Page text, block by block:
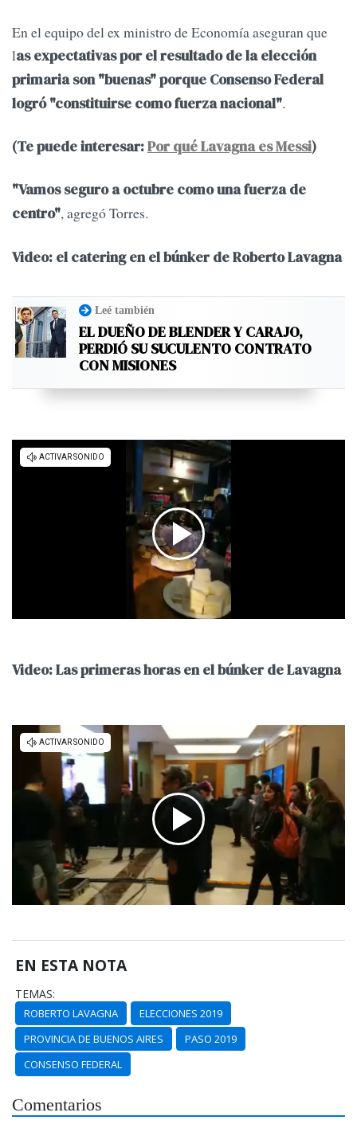
En el equipo del ex ministro de Economía aseguran que
las expectativas por el resultado de la elección
primaria son "buenas" porque Consenso Federal
logró "constituirse como fuerza nacional".
(Te puede interesar:Por qué Lavagna es Messi)
"Vamos seguro a octubre como una fuerza de
centro", agregó Torres.
Video: el catering en el búnker de Roberto Lavagna
Leé también
EL DUEÑO DE BLENDER Y CARAJO,
PERDIÓ SU SUCULENTO CONTRATO
CON MISIONES
Video: Las primeras horas en el búnker de Lavagna
EN ESTA NOTA
TEMAS:
ROBERTO LAVAGNA
ELECCIONES 2019
PROVINCIA DE BUENOS AIRES
PASO 2019
CONSENSO FEDERAL
Comentarios